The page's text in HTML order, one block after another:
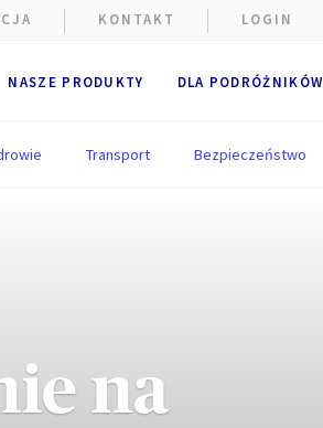
NASZE PRODUKTY DLA PODRÓŻNIKÓW
KONTAKT LOGIN
Transport Bezpieczeństwo
na
mogą być umieszczane
wymienionych poniżej.
plików cookie.